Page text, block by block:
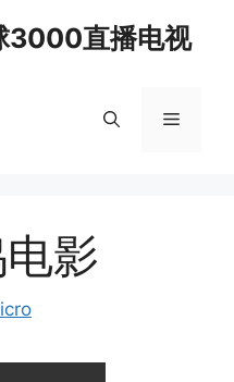
3000直播电视
Menu
影